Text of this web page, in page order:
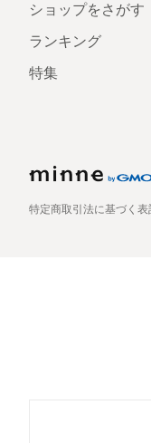
ショップをさがす
ランキング
特集
特定商取引法に基づく表